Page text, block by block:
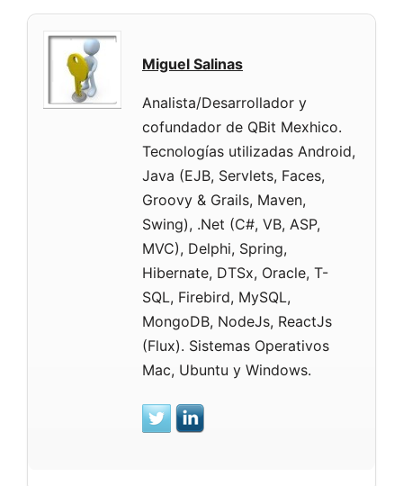
Miguel Salinas
Analista/Desarrollador y
cofundador de QBit Mexhico.
Tecnologías utilizadas Android,
Java (EJB, Servlets, Faces,
Groovy & Grails, Maven,
Swing), .Net (C#, VB, ASP,
MVC), Delphi, Spring,
Hibernate, DTSx, Oracle, T-
SQL, Firebird, MySQL,
MongoDB, NodeJs, ReactJs
(Flux). Sistemas Operativos
Mac, Ubuntu y Windows.